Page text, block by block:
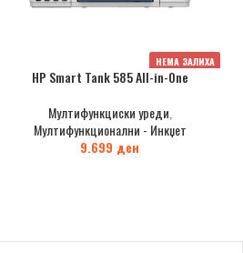
НЕМА ЗАЛИХА
HP Smart Tank 585 All-in-One
Мултифункциски уреди
Мултифункционални - Инкџет
9.699 ден